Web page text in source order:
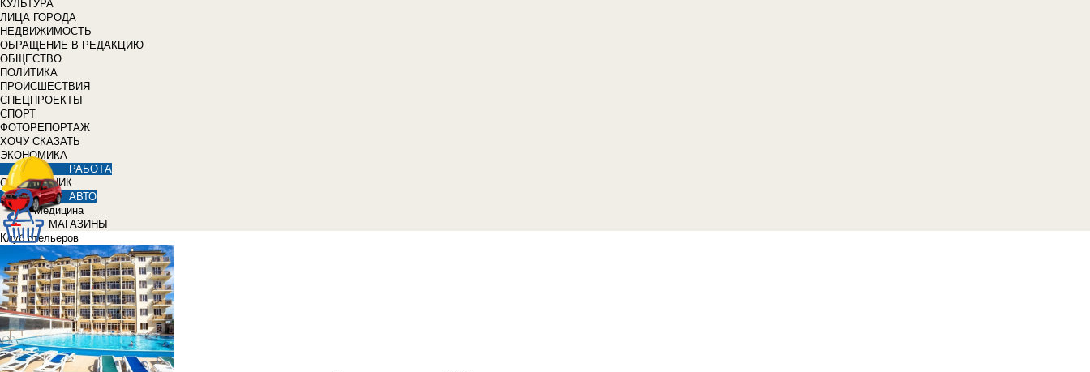
КУЛЬТУРА
ЛИЦА ГОРОДА
НЕДВИЖИМОСТЬ
ОБРАЩЕНИЕ В РЕДАКЦИЮ
ОБЩЕСТВО
ПОЛИТИКА
ПРОИСШЕСТВИЯ
СПЕЦПРОЕКТЫ
СПОРТ
ФОТОРЕПОРТАЖ
ХОЧУ СКАЗАТЬ
ЭКОНОМИКА
РАБОТА
СПРАВОЧНИК
АВТО
Медицина
МАГАЗИНЫ
Клуб отельеров